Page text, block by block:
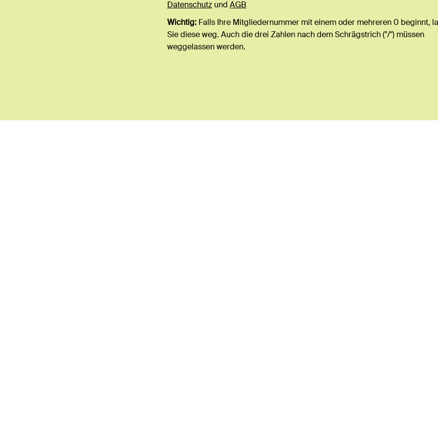
Datenschutz und AGB
Wichtig: Falls Ihre Mitgliedernummer mit einem oder mehreren 0 beginnt,
Sie diese weg. Auch die drei Zahlen nach dem Schrägstrich ("/") müssen
weggelassen werden.